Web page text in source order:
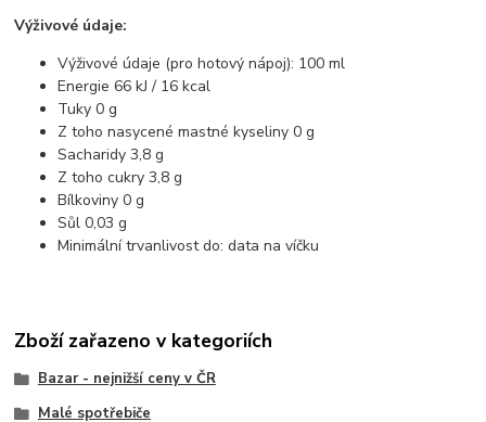
Výživové údaje:
Výživové údaje (pro hotový nápoj): 100 ml
Energie 66 kJ / 16 kcal
Tuky 0 g
Z toho nasycené mastné kyseliny 0 g
Sacharidy 3,8 g
Z toho cukry 3,8 g
Bílkoviny 0 g
Sůl 0,03 g
Minimální trvanlivost do: data na víčku
Zboží zařazeno v kategoriích
Bazar - nejnižší ceny v ČR
Malé spotřebiče